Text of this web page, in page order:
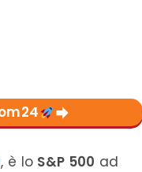
, è lo S&P 500 ad